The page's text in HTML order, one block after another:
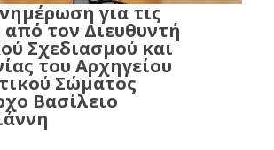
για τις
από τον Διευθυντή
Σχεδιασμού και
του Αρχηγείου
Σώματος
Βασίλειο